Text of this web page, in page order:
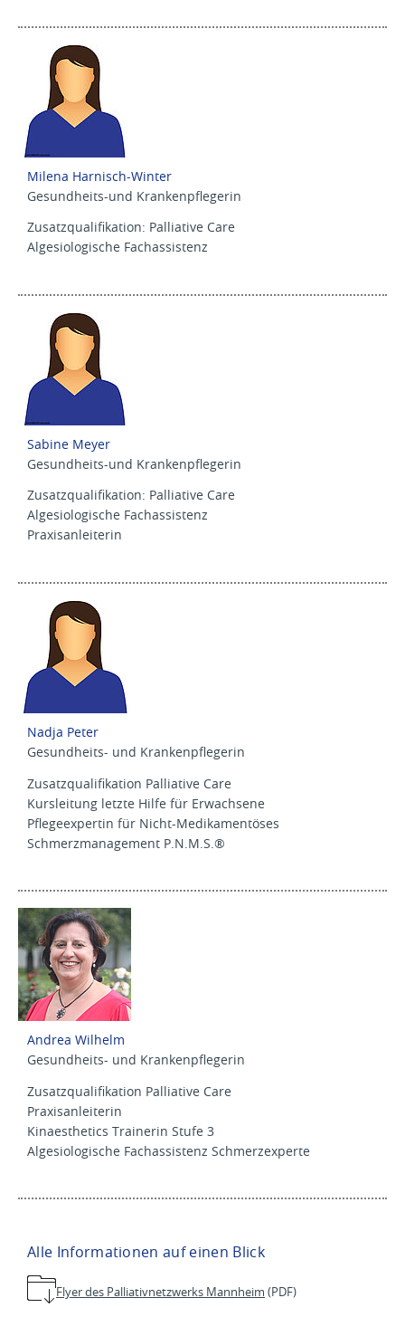
Milena Harnisch-Winter
Gesundheits-und Krankenpflegerin
Zusatzqualifikation: Palliative Care
Algesiologische Fachassistenz
Sabine Meyer
Gesundheits-und Krankenpflegerin
Zusatzqualifikation: Palliative Care
Algesiologische Fachassistenz
Praxisanleiterin
Nadja Peter
Gesundheits- und Krankenpflegerin
Zusatzqualifikation Palliative Care
Kursleitung letzte Hilfe für Erwachsene
Pflegeexpertin für Nicht-Medikamentöses
Schmerzmanagement P.N.M.S.®
Andrea Wilhelm
Gesundheits- und Krankenpflegerin
Zusatzqualifikation Palliative Care
Praxisanleiterin
Kinaesthetics Trainerin Stufe 3
Algesiologische Fachassistenz Schmerzexperte
Alle Informationen auf einen Blick
Flyer des Palliativnetzwerks Mannheim (PDF)